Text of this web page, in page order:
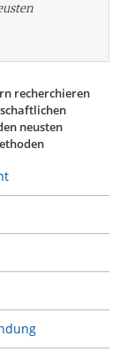
recherchieren
neusten